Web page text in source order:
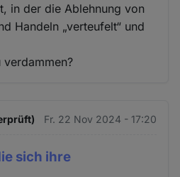
in der die Ablehnung von
Handeln „verteufelt“ und
Fr. 22 Nov 2024 - 17:20
sich ihre